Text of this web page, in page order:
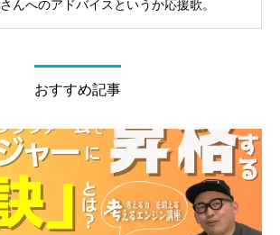
さんへのアドバイスというか応援歌。
おすすめ記事